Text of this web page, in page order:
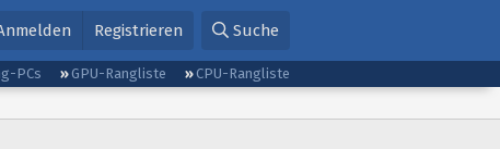
Registrieren Suche
PCs GPU-Rangliste
CPU-Rangliste